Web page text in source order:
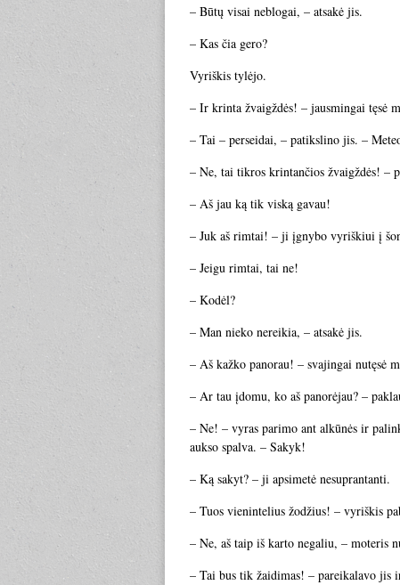
– Būtų visai neblogai, – atsakė jis.
– Kas čia gero?
Vyriškis tylėjo.
– Ir krinta žvaigždės! – jausmingai tęsė
– Tai – perseidai, – patikslino jis. –
– Ne, tai tikros krintančios žvaigždės! –
– Aš jau ką tik viską gavau!
– Juk aš rimtai! – ji įgnybo vyriškiui į
– Jeigu rimtai, tai ne!
– Kodėl?
– Man nieko nereikia, – atsakė jis.
– Aš kažko panorau! – svajingai nutęsė
– Ar tau įdomu, ko aš panorėjau? –
– Ne! – vyras parimo ant alkūnės ir
aukso spalva. – Sakyk!
– Ką sakyt? – ji apsimetė nesuprantanti.
– Tuos vienintelius žodžius! – vyriškis
– Ne, aš taip iš karto negaliu, – moteris
– Tai bus tik žaidimas! – pareikalavo jis